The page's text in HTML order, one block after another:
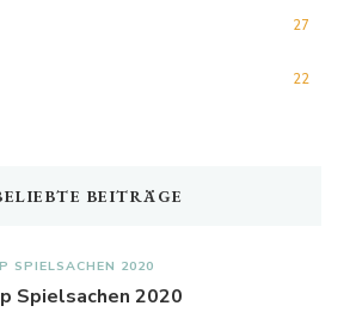
27
22
BEITRÄGE
SPIELSACHEN 2020
Spielsachen 2020